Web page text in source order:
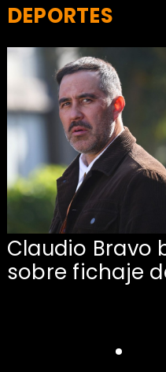
Claudio Bravo
sobre fichaje
DEPORTES